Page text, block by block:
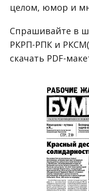
целом, юмор и
Спрашивайте в
РКРП-РПК и
скачать PDF-